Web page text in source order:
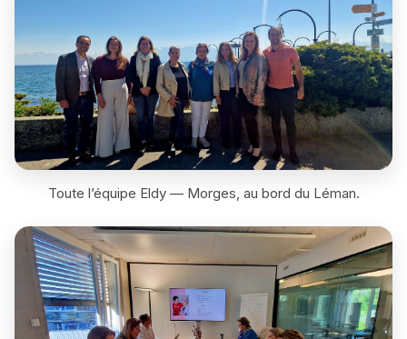
Toute l’équipe Eldy — Morges, au bord du Léman.